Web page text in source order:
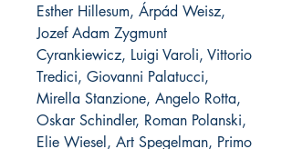
Esther Hillesum, Árpád Weisz,
Jozef Adam Zygmunt
Cyrankiewicz, Luigi Varoli, Vittorio
Tredici, Giovanni Palatucci,
Mirella Stanzione, Angelo Rotta,
Oskar Schindler, Roman Polanski,
Elie Wiesel, Art Spegelman, Primo